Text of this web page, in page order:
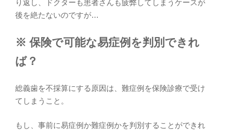
り返し、ドクターも患者さんも疲弊してしまうケースが
後を絶たないのですが…
※ 保険で可能な易症例を判別できれ
ば？
総義歯を不採算にする原因は、難症例を保険診療で受け
てしまうこと。
もし、事前に易症例か難症例かを判別することができれ